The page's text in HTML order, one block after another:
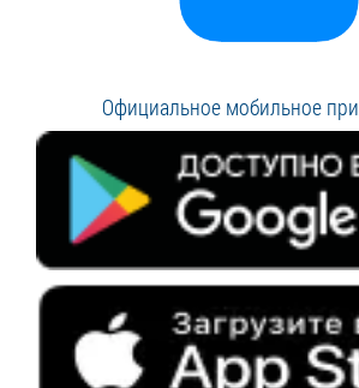
Официальное мобильное